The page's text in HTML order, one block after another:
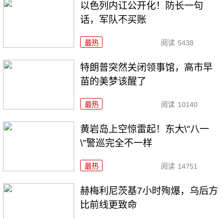
以色列内讧公开化！防长一句
话，军队不买账
最热 阅读 5438
特朗普突然关闭领事馆，高市早
苗的美梦该醒了
最热 阅读 10140
黄岩岛上空惊雷起！东大\"八一
\"警巡完全不一样
最热 阅读 14751
赫梅利尼茨基7小时殉爆，乌后方
比前线更致命